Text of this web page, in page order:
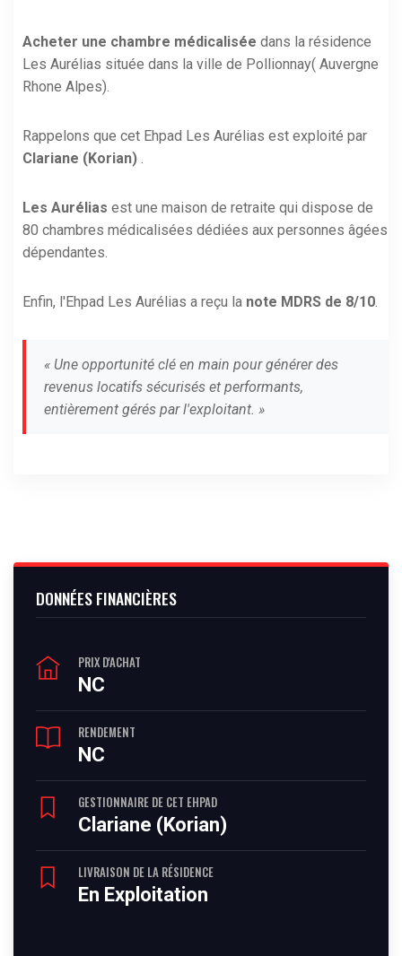
Acheter une chambre médicalisée dans la résidence
Les Aurélias située dans la ville de Pollionnay( Auvergne
Rhone Alpes).
Rappelons que cet Ehpad Les Aurélias est exploité par
Clariane (Korian) .
Les Aurélias est une maison de retraite qui dispose de
80 chambres médicalisées dédiées aux personnes âgées
dépendantes.
Enfin, l'Ehpad Les Aurélias a reçu la note MDRS de 8/10.
« Une opportunité clé en main pour générer des
revenus locatifs sécurisés et performants,
entièrement gérés par l'exploitant. »
DONNÉES FINANCIÈRES
PRIX D'ACHAT
NC
RENDEMENT
NC
GESTIONNAIRE DE CET EHPAD
Clariane (Korian)
LIVRAISON DE LA RÉSIDENCE
En Exploitation